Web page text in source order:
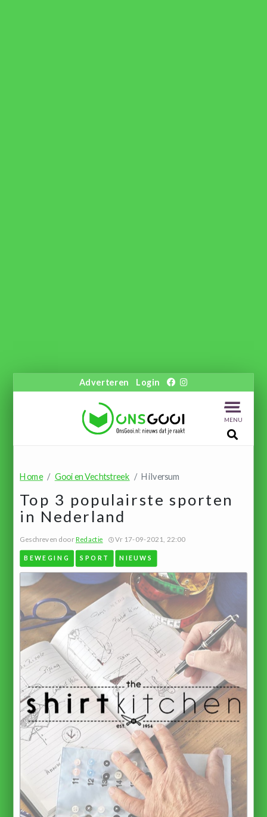
Adverteren Login
MENU
Home Gooi en Vechtstreek Hilversum
Top 3 populairste sporten
in Nederland
Geschreven doorRedactie Vr 17-09-2021, 22:00
BEWEGING SPORT NIEUWS